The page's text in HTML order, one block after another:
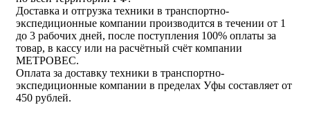
Доставка и отгрузка техники в транспортно-
экспедиционные компании производится в течении от 1
до 3 рабочих дней, после поступления 100% оплаты за
товар, в кассу или на расчётный счёт компании
МЕТРОВЕС.
Оплата за доставку техники в транспортно-
экспедиционные компании в пределах Уфы составляет от
450 рублей.